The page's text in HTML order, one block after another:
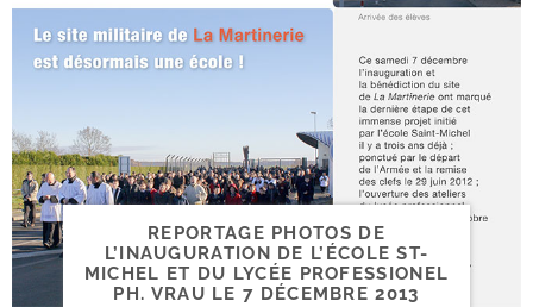
REPORTAGE PHOTOS DE
L’INAUGURATION DE L’ÉCOLE ST-​
MICHEL ET DU LYCÉE PROFESSIONEL
PH. VRAU LE 7 DÉCEMBRE 2013